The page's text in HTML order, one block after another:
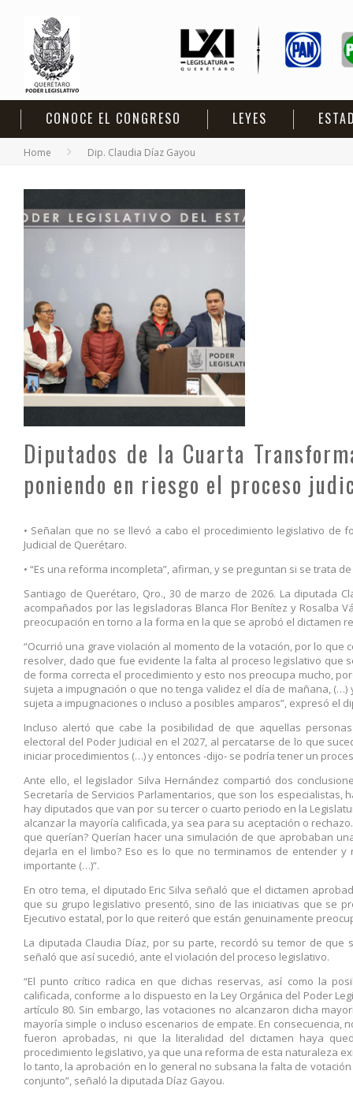
CONOCE EL CONGRESO LEYES
Home Dip. Claudia Díaz Gayou
Diputados de la Cuarta
poniendo en riesgo el proceso
• Señalan que no se llevó a cabo el procedimiento legislativo de
Judicial de Querétaro.
• “Es una reforma incompleta”, afirman, y se preguntan si se trata
Santiago de Querétaro, Qro., 30 de marzo de 2026. La diputada
acompañados por las legisladoras Blanca Flor Benítez y Rosalba
preocupación en torno a la forma en la que se aprobó el dictamen
“Ocurrió una grave violación al momento de la votación, por lo
resolver, dado que fue evidente la falta al proceso legislativo que
de forma correcta el procedimiento y esto nos preocupa mucho,
sujeta a impugnación o que no tenga validez el día de mañana,
sujeta a impugnaciones o incluso a posibles amparos”, expresó el
Incluso alertó que cabe la posibilidad de que aquellas
electoral del Poder Judicial en el 2027, al percatarse de lo que
iniciar procedimientos (…) y entonces -dijo- se podría tener un
Ante ello, el legislador Silva Hernández compartió dos
Secretaría de Servicios Parlamentarios, que son los especialistas,
hay diputados que van por su tercer o cuarto periodo en la
alcanzar la mayoría calificada, ya sea para su aceptación o
que querían? Querían hacer una simulación de que aprobaban
dejarla en el limbo? Eso es lo que no terminamos de entender
importante (…)”.
En otro tema, el diputado Eric Silva señaló que el dictamen
que su grupo legislativo presentó, sino de las iniciativas que se
Ejecutivo estatal, por lo que reiteró que están genuinamente
La diputada Claudia Díaz, por su parte, recordó su temor de que
señaló que así sucedió, ante el violación del proceso legislativo.
“El punto crítico radica en que dichas reservas, así como la
calificada, conforme a lo dispuesto en la Ley Orgánica del Poder
artículo 80. Sin embargo, las votaciones no alcanzaron dicha
mayoría simple o incluso escenarios de empate. En
fueron aprobadas, ni que la literalidad del dictamen haya
procedimiento legislativo, ya que una reforma de esta naturaleza
lo tanto, la aprobación en lo general no subsana la falta de
conjunto”, señaló la diputada Díaz Gayou.